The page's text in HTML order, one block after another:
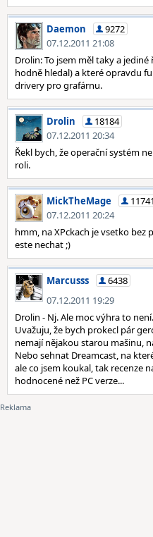
Daemon
9272
07.12.2011 21:08
Drolin: To jsem měl taky a jediné
hodně hledal) a které opravdu
drivery pro grafárnu.
Drolin
18184
07.12.2011 20:34
Řekl bych, že operační systém
roli.
MickTheMage
11741
07.12.2011 20:24
hmm, na XPckach je vsetko bez
este nechat ;)
Marcusss
6438
07.12.2011 19:29
Drolin - Nj. Ale moc výhra to
Uvažuju, že bych prokecl pár
nemají nějakou starou mašinu,
Nebo sehnat Dreamcast, na
ale co jsem koukal, tak recenze
hodnocené než PC verze...